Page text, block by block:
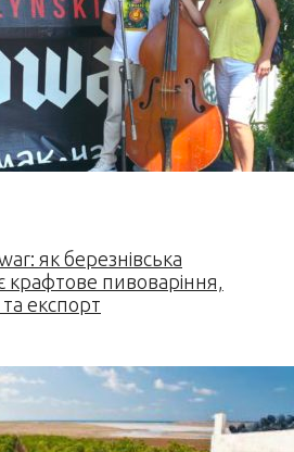
як березнівська
крафтове пивоваріння,
експорт